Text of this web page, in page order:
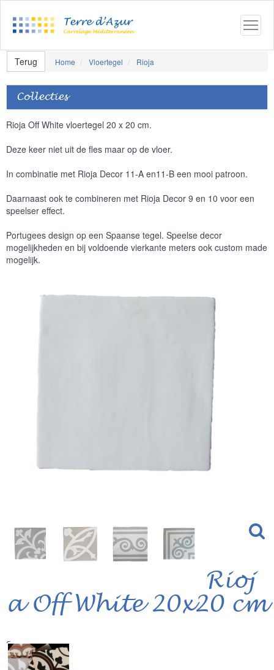
Terug Home Vloertegel Rioja
Collecties
Rioja Off White vloertegel 20 x 20 cm.
Deze keer niet uit de fles maar op de vloer.
In combinatie met Rioja Decor 11-A en11-B een mooi patroon.
Daarnaast ook te combineren met Rioja Decor 9 en 10 voor een
speelser effect.
Portugees design op een Spaanse tegel. Speelse decor
mogelijkheden en bij voldoende vierkante meters ook custom made
mogelijk.
Rioj
a Off White 20x20 cm
Serie